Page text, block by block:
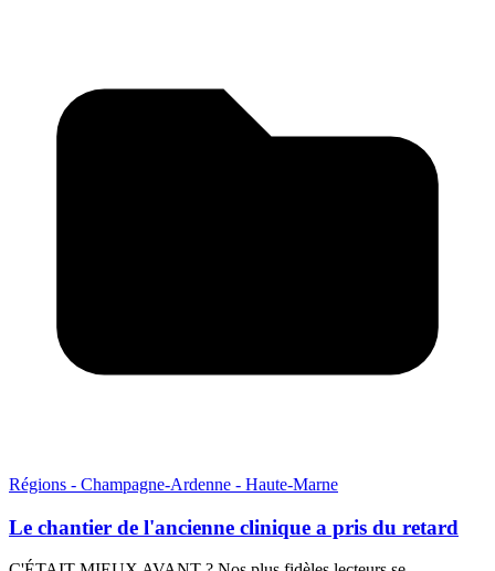
Régions - Champagne-Ardenne - Haute-Marne
Le chantier de l'ancienne clinique a pris du retard